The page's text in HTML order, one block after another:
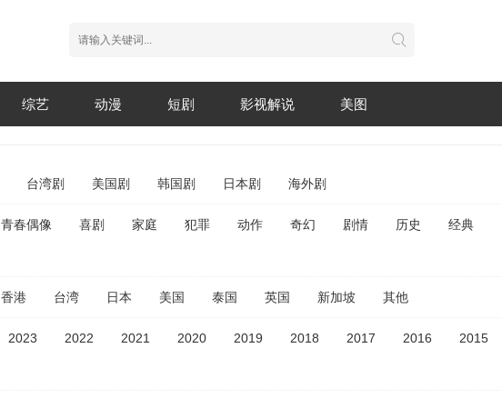
综艺 动漫 短剧 影视解说 美图
台湾剧 美国剧 韩国剧 日本剧 海外剧
青春偶像 喜剧 家庭 犯罪 动作 奇幻 剧情 历史 经典
香港 台湾 日本 美国 泰国 英国 新加坡 其他
2023 2022 2021 2020 2019 2018 2017 2016 2015